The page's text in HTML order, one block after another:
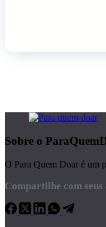
Sobre o
O Para Quem Doar é um
Compartilhe com seus